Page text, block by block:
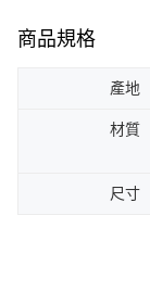
商品規格
產地
材質
尺寸